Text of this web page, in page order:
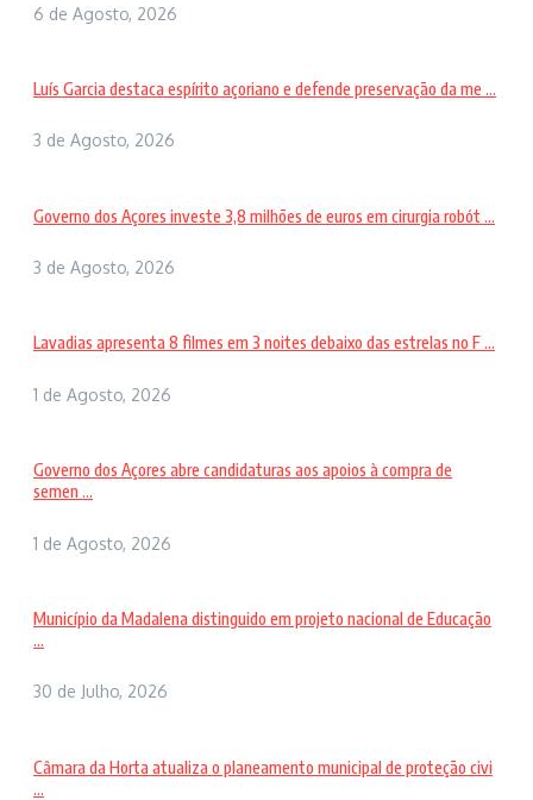
6 de Agosto, 2026
Luís Garcia destaca espírito açoriano e defende preservação da me ...
3 de Agosto, 2026
Governo dos Açores investe 3,8 milhões de euros em cirurgia robót ...
3 de Agosto, 2026
Lavadias apresenta 8 filmes em 3 noites debaixo das estrelas no F ...
1 de Agosto, 2026
Governo dos Açores abre candidaturas aos apoios à compra de
semen ...
1 de Agosto, 2026
Município da Madalena distinguido em projeto nacional de Educação
...
30 de Julho, 2026
Câmara da Horta atualiza o planeamento municipal de proteção civi
...